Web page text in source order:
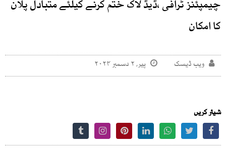
چیمپئنز ٹرافی ،ڈیڈ لاک ختم کرنے کیلئے متبادل پلان
کا امکان
ویب ڈیسک پیر, ۲ دسمبر ۲۰۲۴
شیئر کریں